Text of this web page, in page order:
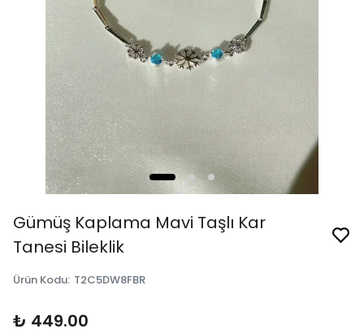
Gümüş Kaplama Mavi Taşlı Kar
Tanesi Bileklik
Ürün Kodu: T2C5DW8FBR
₺ 449.00